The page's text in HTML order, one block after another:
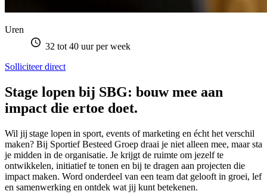
Uren
32 tot 40 uur per week
Solliciteer direct
Stage lopen bij SBG: bouw mee aan
impact die ertoe doet.
Wil jij stage lopen in sport, events of marketing en écht het verschil
maken? Bij Sportief Besteed Groep draai je niet alleen mee, maar sta
je midden in de organisatie. Je krijgt de ruimte om jezelf te
ontwikkelen, initiatief te tonen en bij te dragen aan projecten die
impact maken. Word onderdeel van een team dat gelooft in groei, lef
en samenwerking en ontdek wat jij kunt betekenen.